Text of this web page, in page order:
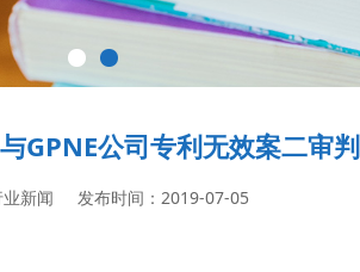
GPNE公司专利无效案二审
新闻 发布时间：2019-07-05